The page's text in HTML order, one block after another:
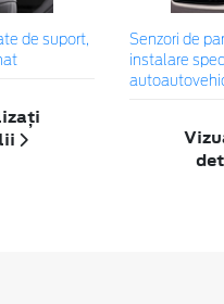
de suport,
Senzori de
instalare